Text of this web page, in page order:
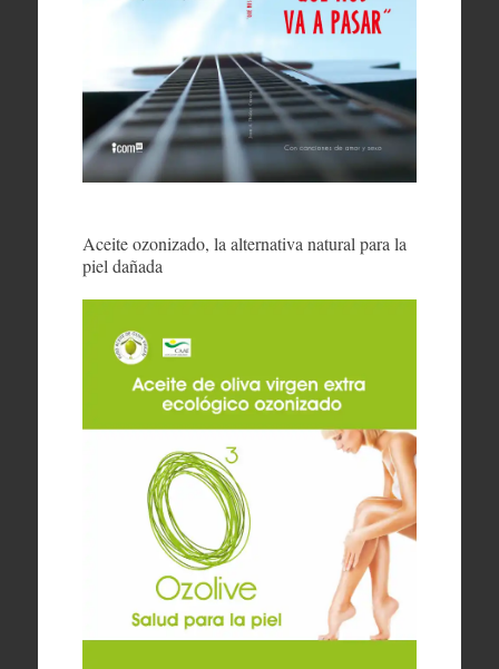
Aceite ozonizado, la alternativa natural para la
piel dañada